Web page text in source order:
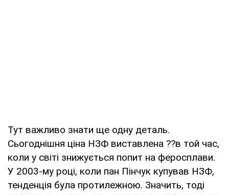
Тут важливо знати ще одну деталь.
Сьогоднішня ціна НЗФ виставлена ??в той час,
коли у світі знижується попит на феросплави.
У 2003-му році, коли пан Пінчук купував НЗФ,
тенденція була протилежною. Значить, тоді